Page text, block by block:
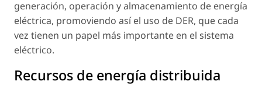
generación, operación y almacenamiento de energía
eléctrica, promoviendo así el uso de DER, que cada
vez tienen un papel más importante en el sistema
eléctrico.
Recursos de energía distribuida